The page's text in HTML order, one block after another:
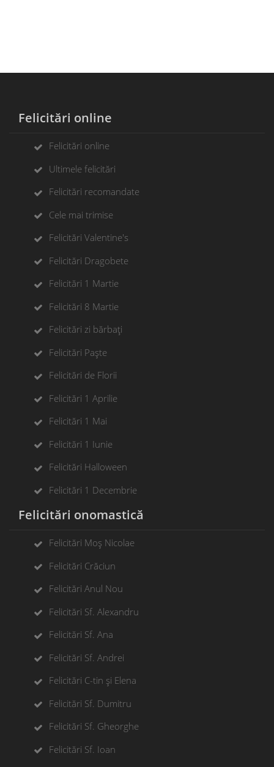
Felicitări online
Felicitări online
Ultimele felicitări
Felicitări recomandate
Cele mai trimise
Felicitări Valentine's
Felicitări Dragobete
Felicitări 1 Martie
Felicitări 8 Martie
Felicitări zi bărbați
Felicitări Paște
Felicitări de Florii
Felicitări 1 Aprilie
Felicitări 1 Mai
Felicitări 1 Iunie
Felicitări Halloween
Felicitări 1 Decembrie
Felicitări onomastică
Felicitări Moș Nicolae
Felicitări Crăciun
Felicitări Anul Nou
Felicitări Sf. Alexandru
Felicitări Sf. Ana
Felicitări Sf. Andrei
Felicitări C-tin și Elena
Felicitări Sf. Dumitru
Felicitări Sf. Gheorghe
Felicitări Sf. Ioan